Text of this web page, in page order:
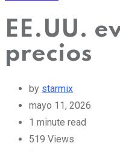
EE.UU.
precios
by starmix
mayo 11, 2026
1 minute read
519 Views